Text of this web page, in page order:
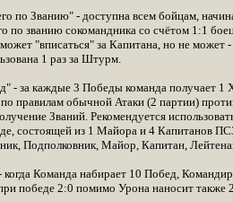
по Званию" - доступна всем бойцам,
по званию сокомандника со счётом 1:1
"вписаться" за Капитана, но не может
1 раз за Штурм.
- за каждые 3 Победы команда получает 1
правилам обычной Атаки (2 партии)
Званий. Рекомендуется
состоящей из 1 Майора и 4 Капитанов
Подполковник, Майор, Капитан,
Команда набирает 10 Побед,
победе 2:0 помимо Урона наносит также